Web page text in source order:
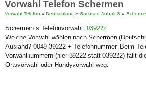
Vorwahl Telefon Schermen
Vorwahl Telefon » Deutschland » Sachsen-Anhalt S »
Schermen`s Telefonvorwahl: 039222
Welche Vorwahl wählen nach Schermen
Ausland? 0049 39222 + Telefonnummer. Beim
Vorwahlnummern (hier 39222 statt 039222) fällt
Ortsvorwahl oder Handyvorwahl weg.